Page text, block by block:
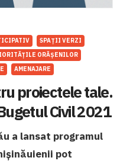
SPAȚII VERZI
ORĂȘENILOR
AMENAJARE
proiectele tale.
Civil 2021
a lansat programul
pot